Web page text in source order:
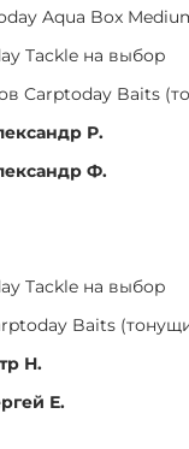
Aqua Box
Tackle на выбор
Carptoday Baits
Р.
Ф.
Tackle на выбор
Baits
Н.
Е.